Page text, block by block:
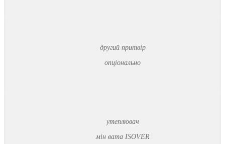
другий притвір
опціонально
утеплювач
мін вата ISOVER